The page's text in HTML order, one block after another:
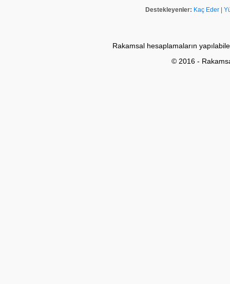
Destekleyenler: Kaç Eder
Rakamsal hesaplamaların
© 2016 -